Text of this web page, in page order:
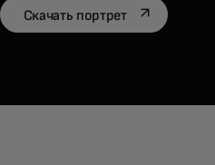
Скачать портретopens in a